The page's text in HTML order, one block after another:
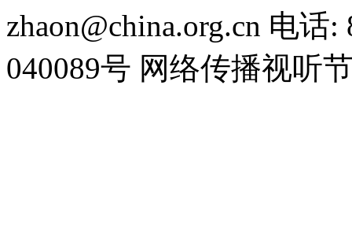
zhaon@china.org.cn 电话
040089号 网络传播视听